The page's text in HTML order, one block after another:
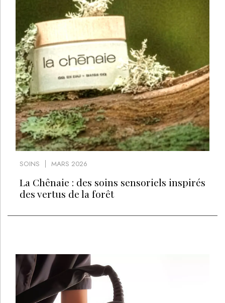
SOINS MARS 2026
La Chênaie : des soins sensoriels inspirés
des vertus de la forêt